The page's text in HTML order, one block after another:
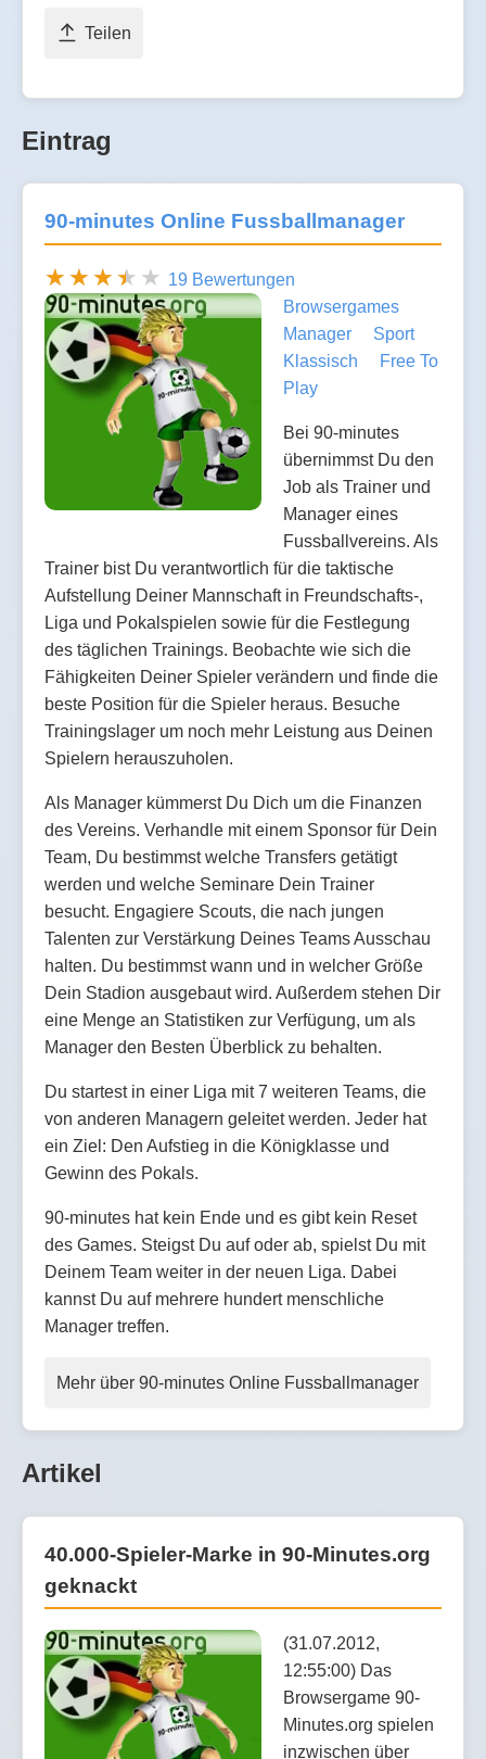
Teilen
Eintrag
90-minutes Online Fussballmanager
19 Bewertungen
Browsergames
Manager
Sport
Klassisch
Free To
Play
Bei 90-minutes
übernimmst Du den
Job als Trainer und
Manager eines
Fussballvereins. Als
Trainer bist Du verantwortlich für die taktische
Aufstellung Deiner Mannschaft in Freundschafts-,
Liga und Pokalspielen sowie für die Festlegung
des täglichen Trainings. Beobachte wie sich die
Fähigkeiten Deiner Spieler verändern und finde die
beste Position für die Spieler heraus. Besuche
Trainingslager um noch mehr Leistung aus Deinen
Spielern herauszuholen.
Als Manager kümmerst Du Dich um die Finanzen
des Vereins. Verhandle mit einem Sponsor für Dein
Team, Du bestimmst welche Transfers getätigt
werden und welche Seminare Dein Trainer
besucht. Engagiere Scouts, die nach jungen
Talenten zur Verstärkung Deines Teams Ausschau
halten. Du bestimmst wann und in welcher Größe
Dein Stadion ausgebaut wird. Außerdem stehen Dir
eine Menge an Statistiken zur Verfügung, um als
Manager den Besten Überblick zu behalten.
Du startest in einer Liga mit 7 weiteren Teams, die
von anderen Managern geleitet werden. Jeder hat
ein Ziel: Den Aufstieg in die Königklasse und
Gewinn des Pokals.
90-minutes hat kein Ende und es gibt kein Reset
des Games. Steigst Du auf oder ab, spielst Du mit
Deinem Team weiter in der neuen Liga. Dabei
kannst Du auf mehrere hundert menschliche
Manager treffen.
Mehr über 90-minutes Online Fussballmanager
Artikel
40.000-Spieler-Marke in 90-Minutes.org
geknackt
(31.07.2012,
12:55:00) Das
Browsergame 90-
Minutes.org spielen
inzwischen über